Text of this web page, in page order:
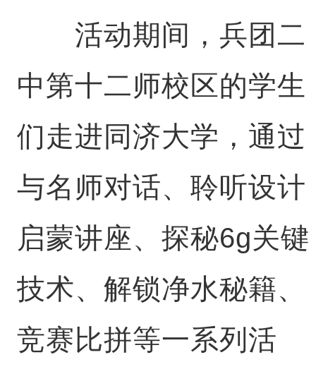
活动期间，兵团二
中第十二师校区的学生
们走进同济大学，通过
与名师对话、聆听设计
启蒙讲座、探秘6g关键
技术、解锁净水秘籍、
竞赛比拼等一系列活